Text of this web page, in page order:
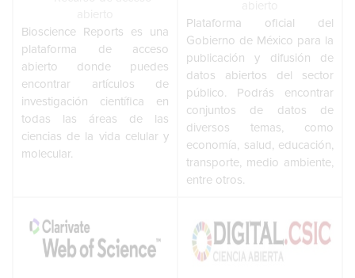
Bioscience Reports es una
plataforma de acceso
abierto donde puedes
encontrar artículos de
investigación científica en
todas las áreas de las
ciencias de la vida celular y
molecular.
Plataforma oficial del
Gobierno de México para la
publicación y difusión de
datos abiertos del sector
público. Podrás encontrar
conjuntos de datos de
diversos temas, como
economía, salud, educación,
transporte, medio ambiente,
entre otros.